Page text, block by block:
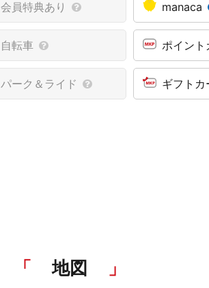
会員特典あり manaca
自転車 ポイン
パーク＆ライド ギフト
地図